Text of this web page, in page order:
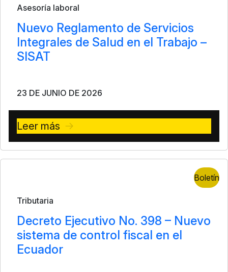
Asesoría laboral
Nuevo Reglamento de Servicios
Integrales de Salud en el Trabajo –
SISAT
23 DE JUNIO DE 2026
Leer más
Boletín
Tributaria
Decreto Ejecutivo No. 398 – Nuevo
sistema de control fiscal en el
Ecuador